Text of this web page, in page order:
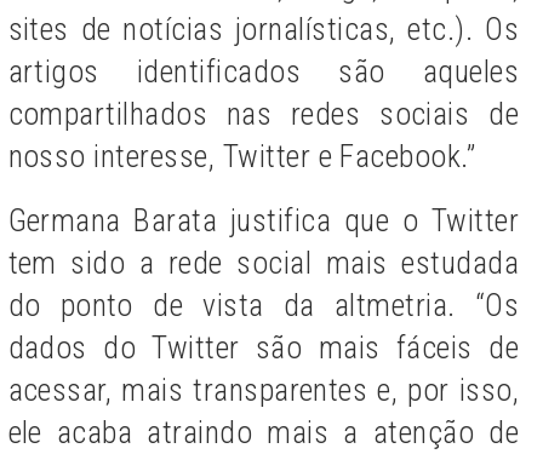
sites de notícias jornalísticas, etc.). Os
artigos identificados são aqueles
compartilhados nas redes sociais de
nosso interesse, Twitter e Facebook.”
Germana Barata justifica que o Twitter
tem sido a rede social mais estudada
do ponto de vista da altmetria. “Os
dados do Twitter são mais fáceis de
acessar, mais transparentes e, por isso,
ele acaba atraindo mais a atenção de